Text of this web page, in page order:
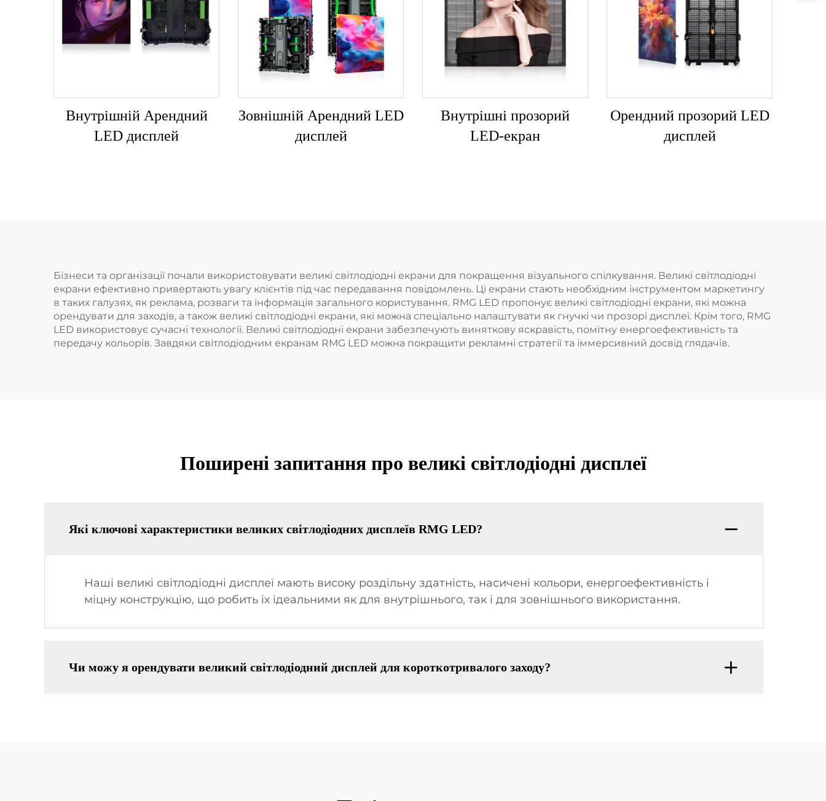
Внутрішній Арендний
LED дисплей
Зовнішній Арендний LED
дисплей
Внутрішні прозорий
LED-екран
Орендний прозорий LED
дисплей
Бізнеси та організації почали використовувати великі світлодіодні екрани для покращення візуального спілкування. Великі світлодіодні
екрани ефективно привертають увагу клієнтів під час передавання повідомлень. Ці екрани стають необхідним інструментом маркетингу
в таких галузях, як реклама, розваги та інформація загального користування. RMG LED пропонує великі світлодіодні екрани, які можна
орендувати для заходів, а також великі світлодіодні екрани, які можна спеціально налаштувати як гнучкі чи прозорі дисплеї. Крім того, RMG
LED використовує сучасні технології. Великі світлодіодні екрани забезпечують виняткову яскравість, помітну енергоефективність та
передачу кольорів. Завдяки світлодіодним екранам RMG LED можна покращити рекламні стратегії та іммерсивний досвід глядачів.
Поширені запитання про великі світлодіодні дисплеї
Які ключові характеристики великих світлодіодних дисплеїв RMG LED?
Наші великі світлодіодні дисплеї мають високу роздільну здатність, насичені кольори, енергоефективність і
міцну конструкцію, що робить їх ідеальними як для внутрішнього, так і для зовнішнього використання.
Чи можу я орендувати великий світлодіодний дисплей для короткотривалого заходу?